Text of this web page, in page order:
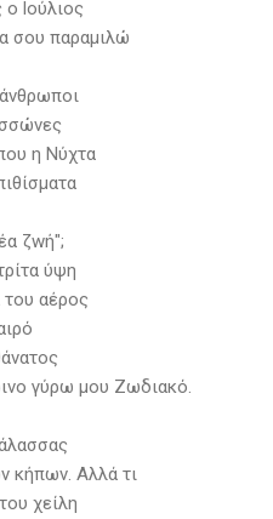
ο lούλιος
σου παραμιλώ
η Νύχτα
ζwή";
ύψη
του αέρος
γύρω μου Ζωδιακό.
κήπων. Αλλά τι
χείλη